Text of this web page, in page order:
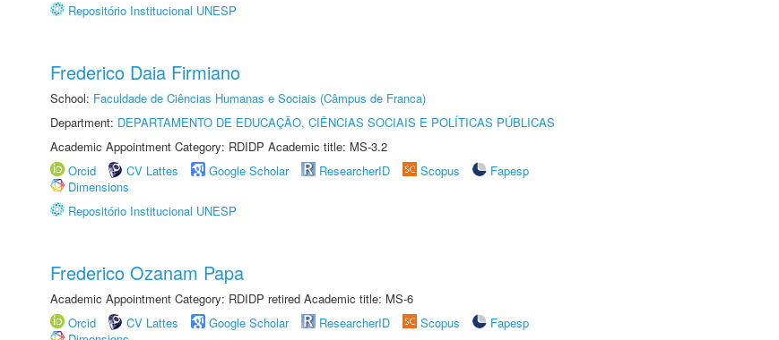
Repositório Institucional UNESP
Frederico Daia Firmiano
School: Faculdade de Ciências Humanas e Sociais (Câmpus de Franca)
Department: DEPARTAMENTO DE EDUCAÇÃO, CIÊNCIAS SOCIAIS E POLÍTICAS PÚBLICAS
Academic Appointment Category: RDIDP Academic title: MS-3.2
Orcid
CV Lattes Google Scholar ResearcherID Scopus
Fapesp
Dimensions
Repositório Institucional UNESP
Frederico Ozanam Papa
Academic Appointment Category: RDIDP retired Academic title: MS-6
Orcid
CV Lattes Google Scholar ResearcherID Scopus
Fapesp